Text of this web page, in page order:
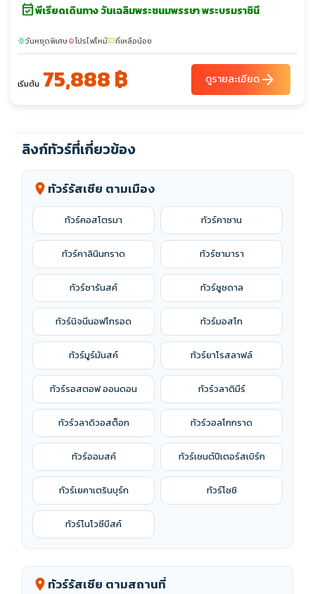
event_availableพีเรียดเดินทาง วันเฉลิมพระชนมพรรษา พระบรมราชินี
sunnyวันหยุดพิเศษlocal_fire_departmentโปรไฟไหม้confirmation_numberที่เหลือน้อย
เริ่มต้น 75,888 ฿ ดูรายละเอียดarrow_forward
ลิงก์ทัวร์ที่เกี่ยวข้อง
location_on ทัวร์รัสเซีย ตามเมือง
ทัวร์คอสโตรมา ทัวร์คาซาน
ทัวร์คาลินินกราด ทัวร์ซามารา
ทัวร์ซารันสค์ ทัวร์ซูซดาล
ทัวร์นิจนีนอฟโกรอด ทัวร์มอสโก
ทัวร์มูร์มันสค์ ทัวร์ยาโรสลาฟล์
ทัวร์รอสตอฟ ออนดอน ทัวร์วลาดิมีร์
ทัวร์วลาดิวอสต็อก ทัวร์วอลโกกราด
ทัวร์ออมสค์ ทัวร์เซนต์ปีเตอร์สเบิร์ก
ทัวร์เยคาเตรินบุร์ก ทัวร์โซชิ
ทัวร์โนโวซีบีสค์
location_on ทัวร์รัสเซีย ตามสถานที่